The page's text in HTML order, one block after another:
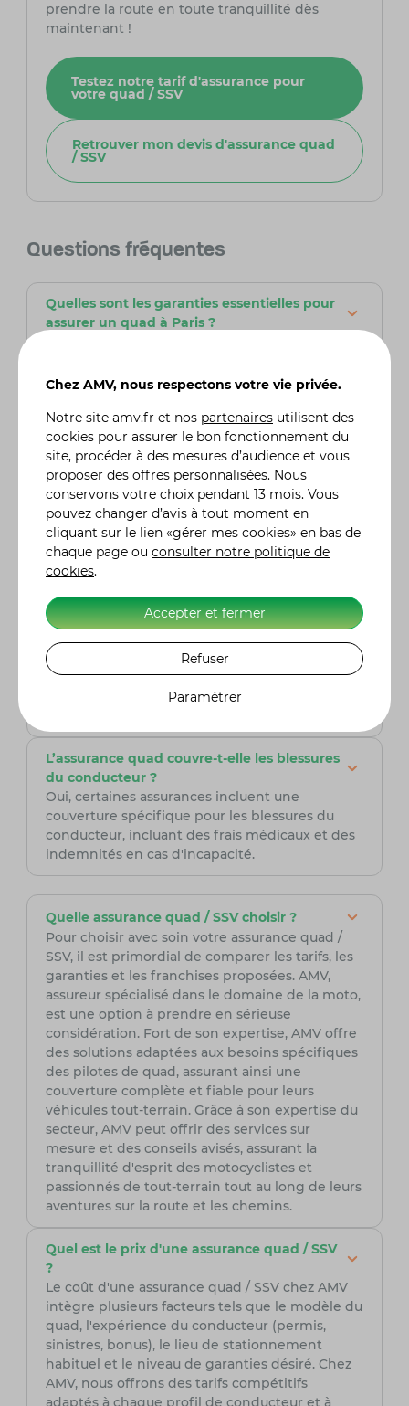
prendre la route en toute tranquillité dès
maintenant !
Testez notre tarif d'assurance pour
votre quad / SSV
Retrouver mon devis d'assurance quad
/ SSV
Questions fréquentes
Quelles sont les garanties essentielles pour
assurer un quad à Paris ?
contre le vol et l’incendie, ainsi que l’assurance
conducteur.
Un quad peut-il circuler sur les routes de
Paris ?
Un quad n'est pas homologué pour circuler sur
les routes principales de Paris, sauf si un permis
spécifique est obtenu. Il peut être utilisé sur
des terrains privés ou lors de manifestations
spéciales.
Comment calculer le coût de l’assurance
quad à Paris ?
Le coût de l’assurance quad à Paris dépend de
plusieurs critères : la valeur du véhicule,
l’utilisation, la zone géographique, les garanties
L’assurance quad couvre-t-elle les blessures
du conducteur ?
Oui, certaines assurances incluent une
couverture spécifique pour les blessures du
conducteur, incluant des frais médicaux et des
indemnités en cas d'incapacité.
Quelle assurance quad / SSV choisir ?
Pour choisir avec soin votre assurance quad /
SSV, il est primordial de comparer les tarifs, les
garanties et les franchises proposées. AMV,
assureur spécialisé dans le domaine de la moto,
est une option à prendre en sérieuse
considération. Fort de son expertise, AMV offre
des solutions adaptées aux besoins spécifiques
des pilotes de quad, assurant ainsi une
couverture complète et fiable pour leurs
véhicules tout-terrain. Grâce à son expertise du
secteur, AMV peut offrir des services sur
mesure et des conseils avisés, assurant la
tranquillité d'esprit des motocyclistes et
passionnés de tout-terrain tout au long de leurs
aventures sur la route et les chemins.
Quel est le prix d'une assurance quad / SSV
?
Le coût d'une assurance quad / SSV chez AMV
intègre plusieurs facteurs tels que le modèle du
quad, l'expérience du conducteur (permis,
sinistres, bonus), le lieu de stationnement
habituel et le niveau de garanties désiré. Chez
AMV, nous offrons des tarifs compétitifs
adaptés à chaque profil de conducteur et à
Chez AMV, nous respectons votre vie privée.
Notre site amv.fr et nos partenaires utilisent des
cookies pour assurer le bon fonctionnement du
site, procéder à des mesures d’audience et vous
proposer des offres personnalisées. Nous
conservons votre choix pendant 13 mois. Vous
pouvez changer d’avis à tout moment en
cliquant sur le lien «gérer mes cookies» en bas de
chaque page ou consulter notre politique de
cookies.
Accepter et fermer
Refuser
Paramétrer